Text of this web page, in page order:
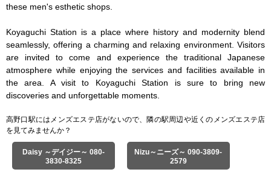
these men's esthetic shops.
Koyaguchi Station is a place where history and modernity blend
seamlessly, offering a charming and relaxing environment. Visitors
are invited to come and experience the traditional Japanese
atmosphere while enjoying the services and facilities available in
the area. A visit to Koyaguchi Station is sure to bring new
discoveries and unforgettable moments.
高野口駅にはメンズエステ店がないので、隣の駅周辺や近くのメンズエステ店
を見てみませんか？
Daisy ～デイジー～ 080-
3830-8325
Nizu～ニーズ～ 090-3809-
2579